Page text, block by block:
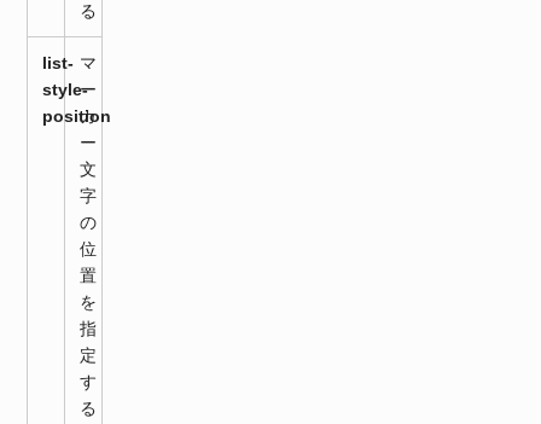
る
list-
style-
position
マ
ー
カ
ー
文
字
の
位
置
を
指
定
す
る